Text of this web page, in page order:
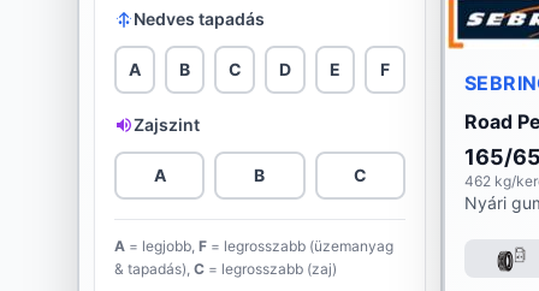
Debica
Diamondback
Diplomat
Double Star
Dunlop
Evergreen
Nedves tapadás
A B C D E F
Zajszint
A B C
A = legjobb, F = legrosszabb (üzemanyag
& tapadás), C = legrosszabb (zaj)
Road
165/
462 kg/
Nyári